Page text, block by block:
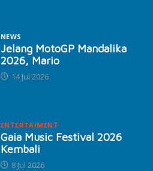
NEWS
Jelang MotoGP Mandalika
2026, Mario
14 Jul 2026
ENTERTAIMENT
Gaia Music Festival 2026
Kembali
8 Jul 2026